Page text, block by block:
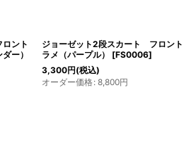
ント
ー）
ジョーゼット2段スカート フロント
ラメ（パープル）
[FS0006]
3,300円(税込)
オーダー価格: 8,800円